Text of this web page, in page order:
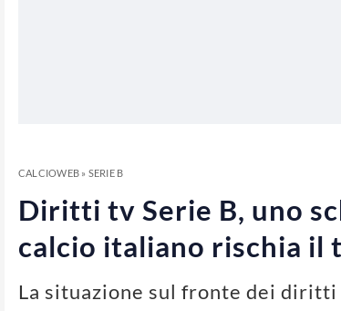
CALCIOWEB» SERIE B
Diritti tv Serie B, uno
calcio italiano rischia il
La situazione sul fronte dei